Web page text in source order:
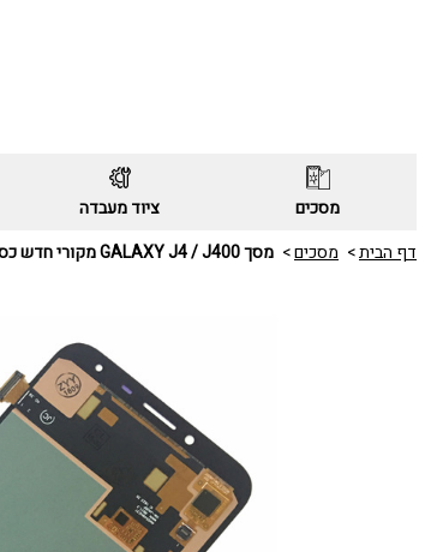
מסכים ציוד מעבדה
דף הבית
מסכים מסך GALAXY J4 / J400 מקורי חדש כסף / תכלת